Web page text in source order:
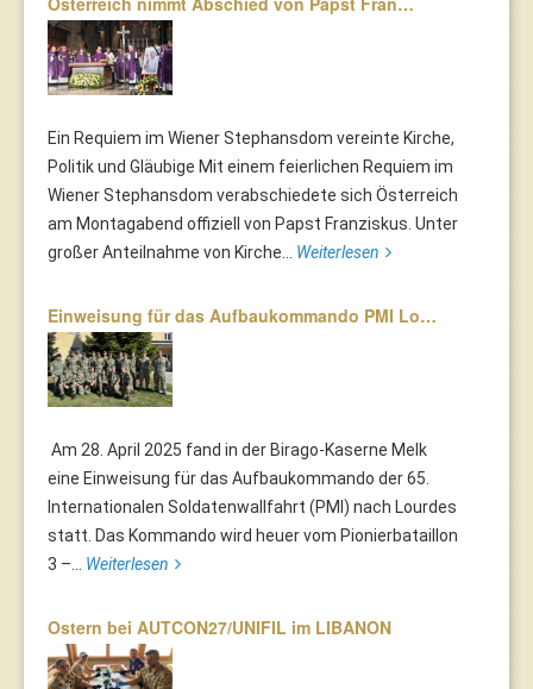
Ein Requiem im Wiener Stephansdom vereinte Kirche,
Politik und Gläubige Mit einem feierlichen Requiem im
Wiener Stephansdom verabschiedete sich Österreich
am Montagabend offiziell von Papst Franziskus. Unter
großer Anteilnahme von Kirche... Weiterlesen
Einweisung für das Aufbaukommando PMI Lo…
Am 28. April 2025 fand in der Birago-Kaserne Melk
eine Einweisung für das Aufbaukommando der 65.
Internationalen Soldatenwallfahrt (PMI) nach Lourdes
statt. Das Kommando wird heuer vom Pionierbataillon
3 –... Weiterlesen
Ostern bei AUTCON27/UNIFIL im LIBANON